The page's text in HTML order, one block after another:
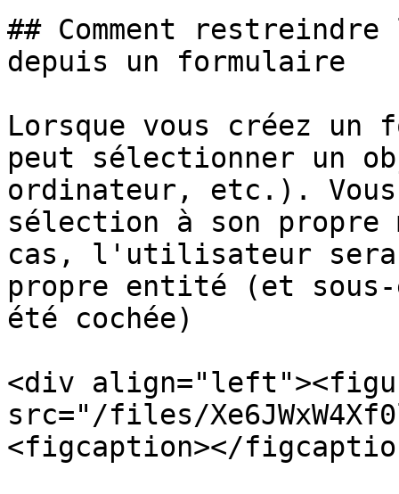
## Comment
depuis un formulaire
Lorsque vous créez un
peut sélectionner un
ordinateur, etc.).
sélection à son
cas, l'utilisateur sera
propre entité (et
été cochée)
<div
src="/files/
<figcaption></